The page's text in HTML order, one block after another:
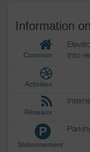
Information
Common
Into
Activities
Réseaux
P
Stationnement